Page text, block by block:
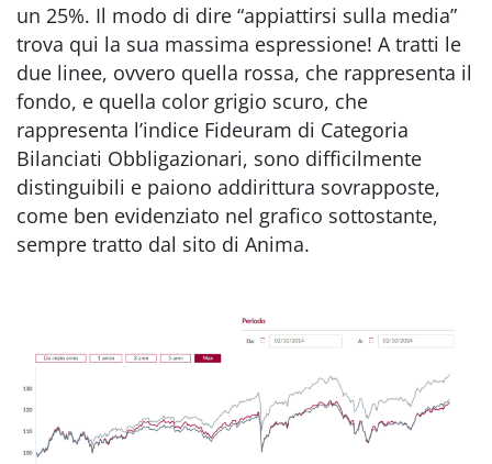
un 25%. Il modo di dire “appiattirsi sulla media”
trova qui la sua massima espressione! A tratti le
due linee, ovvero quella rossa, che rappresenta il
fondo, e quella color grigio scuro, che
rappresenta l’indice Fideuram di Categoria
Bilanciati Obbligazionari, sono difficilmente
distinguibili e paiono addirittura sovrapposte,
come ben evidenziato nel grafico sottostante,
sempre tratto dal sito di Anima.